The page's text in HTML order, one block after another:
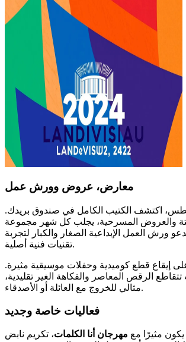
معارض، عروض وورش عمل
من 20 أغسطس، اكتشف الكتيب الكامل في صندوق بريدك.
والعروض المسرحية، يجلب كل شهر مجموعة
ورش العمل الإبداعية الصغار والكبار لتجربة
تقنيات فنية أصلية.
إيقاع قطع كوميدية وحفلات موسيقية مثيرة.
الرقص المعاصر والفكاهة الغير تقليدية،
مثالي للخروج مع العائلة أو الأصدقاء.
فعاليات خاصة وجديد
مثيرًا مع مهرجان أنا الكلمات، تكريم نابض